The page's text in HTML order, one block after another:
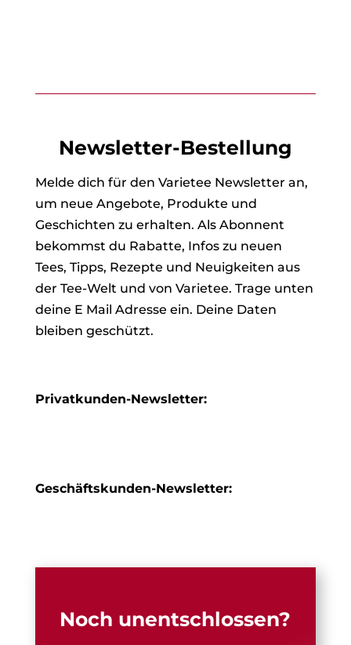
Newsletter-Bestellung
Melde dich für den Varietee Newsletter an,
um neue Angebote, Produkte und
Geschichten zu erhalten. Als Abonnent
bekommst du Rabatte, Infos zu neuen
Tees, Tipps, Rezepte und Neuigkeiten aus
der Tee-Welt und von Varietee. Trage unten
deine E Mail Adresse ein. Deine Daten
bleiben geschützt.
Privatkunden-Newsletter:
Geschäftskunden-Newsletter:
Noch unentschlossen?